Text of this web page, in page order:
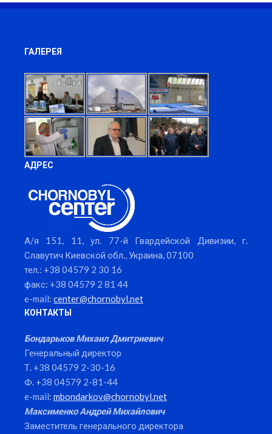
ГАЛЕРЕЯ
АДРЕС
А/я 151, 11, ул. 77-й Гвардейской Дивизии, г.
Славутич Киевской обл., Украина, 07100
тел.: +38 04579 2 30 16
факс: +38 04579 2 81 44
e-mail: center@chornobyl.net
КОНТАКТЫ
Бондарьков Михаил Дмитриевич
Генеральный директор
Т. +38 04579 2-30-16
Ф. +38 04579 2-81-44
e-mail: mbondarkov@chornobyl.net
Максименко Андрей Михайлович
Заместитель генерального директора